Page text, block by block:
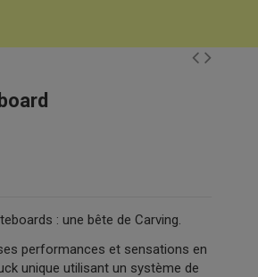
: une bête de Carving.
performances et sensations en
unique utilisant un système de